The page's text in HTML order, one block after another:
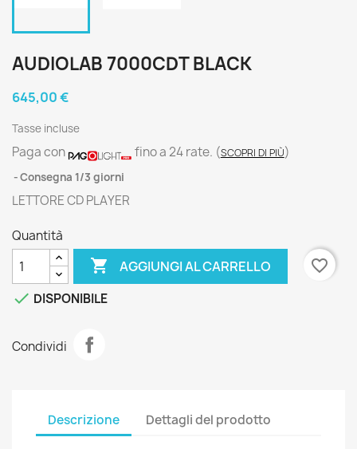
AUDIOLAB 7000CDT BLACK
645,00 €
Tasse incluse
Paga con fino a 24 rate. (SCOPRI DI PIÙ)
Consegna 1/3 giorni
LETTORE CD PLAYER
Quantità
 AGGIUNGI AL CARRELLO
favorite_border
 DISPONIBILE
Condividi
Descrizione Dettagli del prodotto